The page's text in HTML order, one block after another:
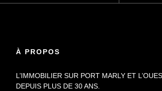
À PROPOS
L’IMMOBILIER SUR PORT MARLY ET
DEPUIS PLUS DE 30 ANS.